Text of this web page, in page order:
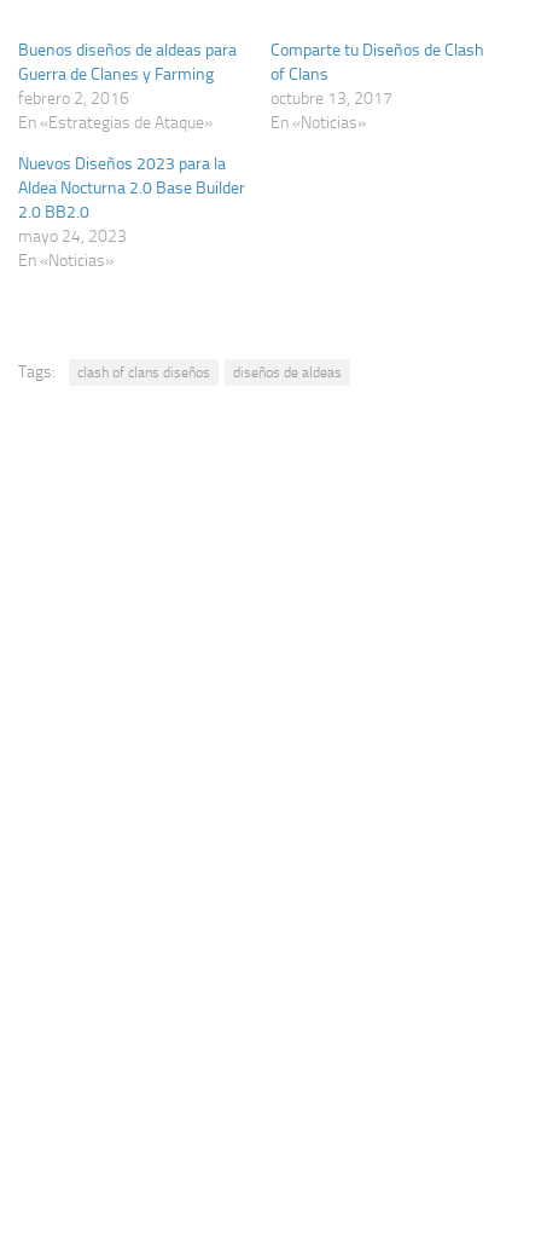
Buenos diseños de aldeas para
Guerra de Clanes y Farming
febrero 2, 2016
En «Estrategias de Ataque»
Comparte tu Diseños de Clash
of Clans
octubre 13, 2017
En «Noticias»
Nuevos Diseños 2023 para la
Aldea Nocturna 2.0 Base Builder
2.0 BB2.0
mayo 24, 2023
En «Noticias»
Tags: clash of clans diseños diseños de aldeas